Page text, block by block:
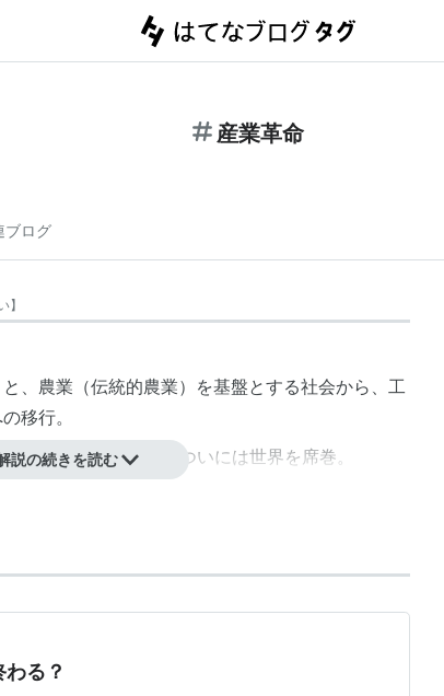
産業革命
ブログ
】
、農業（伝統的農業）を基盤とする社会から、工
移行。
順次各国に波及し、ついには世界を席巻。
ルクス）」によって資本主義を生成、社会を一変
説の続きを読む
る？